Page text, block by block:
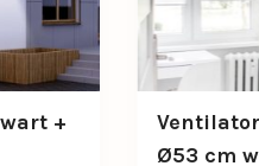
+
Ø53 cm